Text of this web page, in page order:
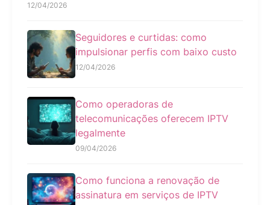
12/04/2026
Seguidores e curtidas: como
impulsionar perfis com baixo custo
12/04/2026
Como operadoras de
telecomunicações oferecem IPTV
legalmente
09/04/2026
Como funciona a renovação de
assinatura em serviços de IPTV